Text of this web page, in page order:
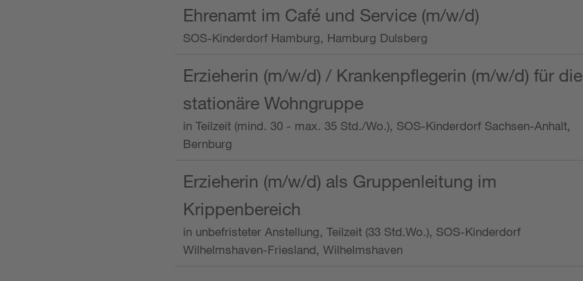
Ehrenamt im Café und Service (m/w/d)
SOS-Kinderdorf Hamburg, Hamburg Dulsberg
Erzieherin (m/w/d) / Krankenpflegerin (m/w/d) für die
stationäre Wohngruppe
in Teilzeit (mind. 30 - max. 35 Std./Wo.), SOS-Kinderdorf Sachsen-Anhalt,
Bernburg
Erzieherin (m/w/d) als Gruppenleitung im
Krippenbereich
in unbefristeter Anstellung, Teilzeit (33 Std.Wo.), SOS-Kinderdorf
Wilhelmshaven-Friesland, Wilhelmshaven